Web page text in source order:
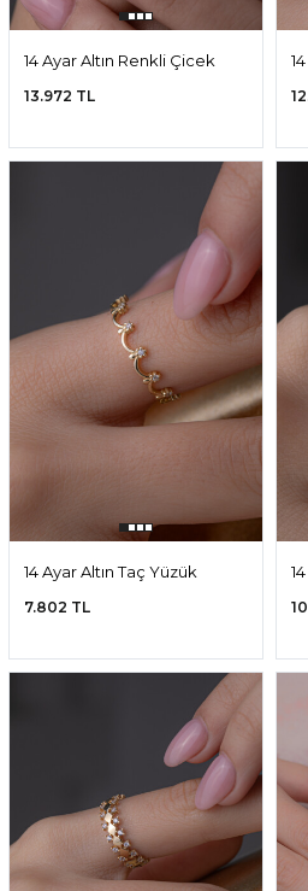
14 Ayar Altın Renkli Çicek
13.972 TL
14 Ayar Altın Taç Yüzük
7.802 TL